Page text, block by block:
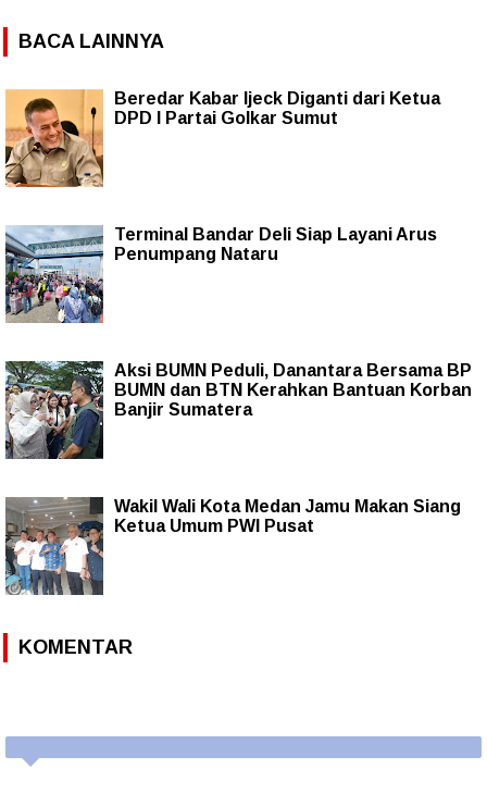
BACA LAINNYA
Beredar Kabar Ijeck Diganti dari Ketua
DPD I Partai Golkar Sumut
Terminal Bandar Deli Siap Layani Arus
Penumpang Nataru
Aksi BUMN Peduli, Danantara Bersama BP
BUMN dan BTN Kerahkan Bantuan Korban
Banjir Sumatera
Wakil Wali Kota Medan Jamu Makan Siang
Ketua Umum PWI Pusat
KOMENTAR